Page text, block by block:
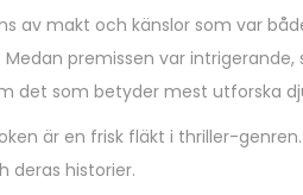
av makt och känslor som var
premissen var
det som betyder mest utforska
är en frisk fläkt i thriller-
deras historier.